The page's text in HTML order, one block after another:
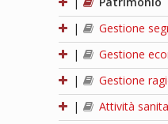
|
Gestione
|
Gestione
|
Gestione
|
Attività